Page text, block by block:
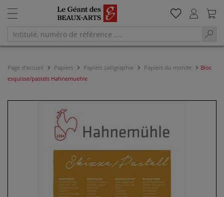
Page d'accueil Papiers Papiers calligraphie Papiers du monde
Bloc
esquisse/pastels Hahnemuehle